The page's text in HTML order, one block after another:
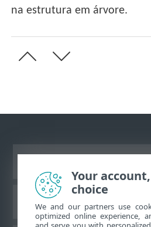
na estrutura em árvore.
Base de
Your
choice
We and our partners use
optimized online experience,